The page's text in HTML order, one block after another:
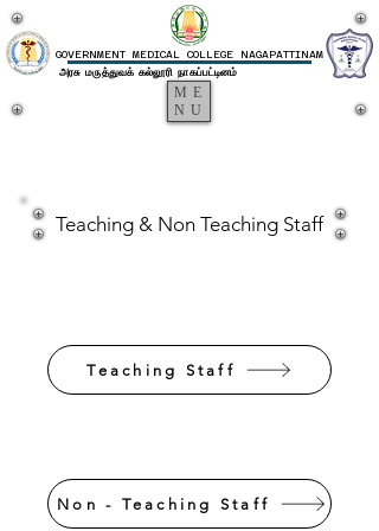
GOVERNMENT MEDICAL COLLEGE NAGAPATTINAM
அரசு மருத்துவக் கல்லூரி நாகப்பட்டினம்
ME
NU
Teaching & Non Teaching Staff
Teaching Staff
Non - Teaching Staff